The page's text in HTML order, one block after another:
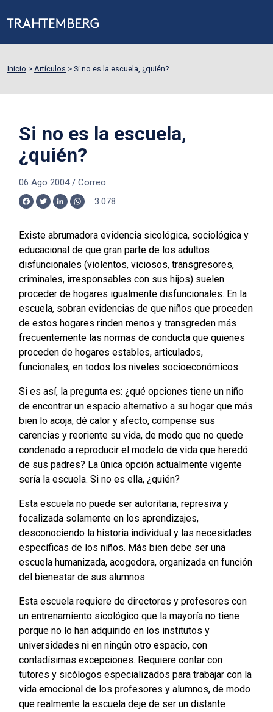
Inicio > Artículos > Si no es la escuela, ¿quién?
Si no es la escuela,
¿quién?
06 Ago 2004/ Correo
Facebook
TwitterLinkedInWhatsApp
3.078
Existe abrumadora evidencia sicológica, sociológica y
educacional de que gran parte de los adultos
disfuncionales (violentos, viciosos, transgresores,
criminales, irresponsables con sus hijos) suelen
proceder de hogares igualmente disfuncionales. En la
escuela, sobran evidencias de que niños que proceden
de estos hogares rinden menos y transgreden más
frecuentemente las normas de conducta que quienes
proceden de hogares estables, articulados,
funcionales, en todos los niveles socioeconómicos.
Si es así, la pregunta es: ¿qué opciones tiene un niño
de encontrar un espacio alternativo a su hogar que más
bien lo acoja, dé calor y afecto, compense sus
carencias y reoriente su vida, de modo que no quede
condenado a reproducir el modelo de vida que heredó
de sus padres? La única opción actualmente vigente
sería la escuela. Si no es ella, ¿quién?
Esta escuela no puede ser autoritaria, represiva y
focalizada solamente en los aprendizajes,
desconociendo la historia individual y las necesidades
específicas de los niños. Más bien debe ser una
escuela humanizada, acogedora, organizada en función
del bienestar de sus alumnos.
Esta escuela requiere de directores y profesores con
un entrenamiento sicológico que la mayoría no tiene
porque no lo han adquirido en los institutos y
universidades ni en ningún otro espacio, con
contadísimas excepciones. Requiere contar con
tutores y sicólogos especializados para trabajar con la
vida emocional de los profesores y alumnos, de modo
que realmente la escuela deje de ser un distante